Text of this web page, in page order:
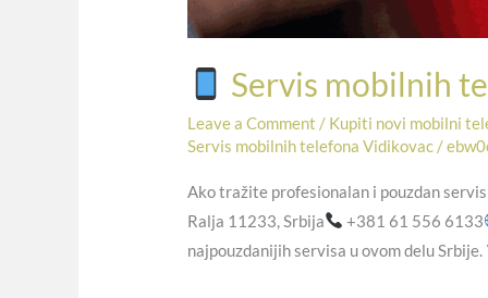
Servis mobilnih
Leave a Comment / Kupiti novi mobilni
Servis mobilnih telefona Vidikovac /
Ako tražite profesionalan i pouzdan
Ralja 11233, Srbija
+381 61 556 6133
najpouzdanijih servisa u ovom delu Srbije.